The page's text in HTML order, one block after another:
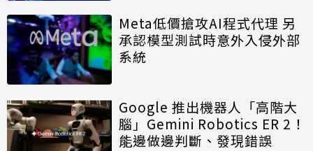
Meta低價搶攻AI程式代理 另
承認模型測試時意外入侵外部
系統
Google 推出機器人「高階大
腦」Gemini Robotics ER 2！
能邊做邊判斷、發現錯誤